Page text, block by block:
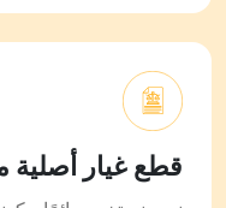
قطع غيار أصلية